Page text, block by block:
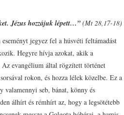
Jézus hozzájuk lépett…”(Mt 28,17-18)
jegyez fel a húsvéti feltámadást
Hegyre hívja azokat, akik a
evangélium által rögzített történet
rokon, és hozza lélek közelbe. Ez a
valamennyi seb, bánat, könny és
álhírt és rémhírt az, hogy a legsötétebb